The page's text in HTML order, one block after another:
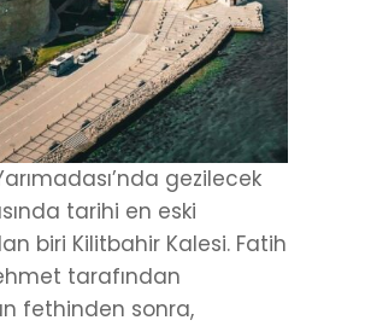
gezilecek
tarihi en eski
biri Kilitbahir Kalesi. Fatih
tarafından
fethinden sonra,